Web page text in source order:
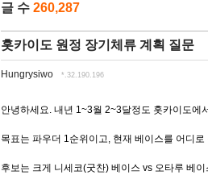
글 수 260,287
홋카이도 원정 장기체류 계획 질문
Hungrysiwo *.32.190.196
안녕하세요. 내년 1~3월 2~3달정도 홋카이도에
목표는 파우더 1순위이고, 현재 베이스를 어디
후보는 크게 니세코(굿찬) 베이스 vs 오타루 베이